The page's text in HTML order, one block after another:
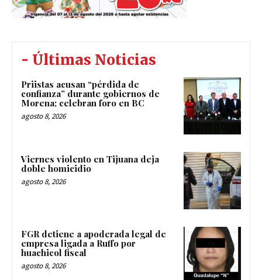
- Últimas Noticias
Priistas acusan “pérdida de
confianza” durante gobiernos de
Morena; celebran foro en BC
agosto 8, 2026
Viernes violento en Tijuana deja
doble homicidio
agosto 8, 2026
FGR detiene a apoderada legal de
empresa ligada a Ruffo por
huachicol fiscal
agosto 8, 2026